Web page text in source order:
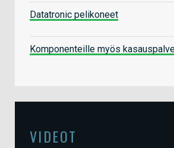
Datatronic pelikoneet
Komponenteille myös
VIDEOT